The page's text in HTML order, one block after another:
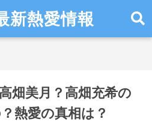
新熱愛情報
畑美月？高畑充希の
熱愛の真相は？